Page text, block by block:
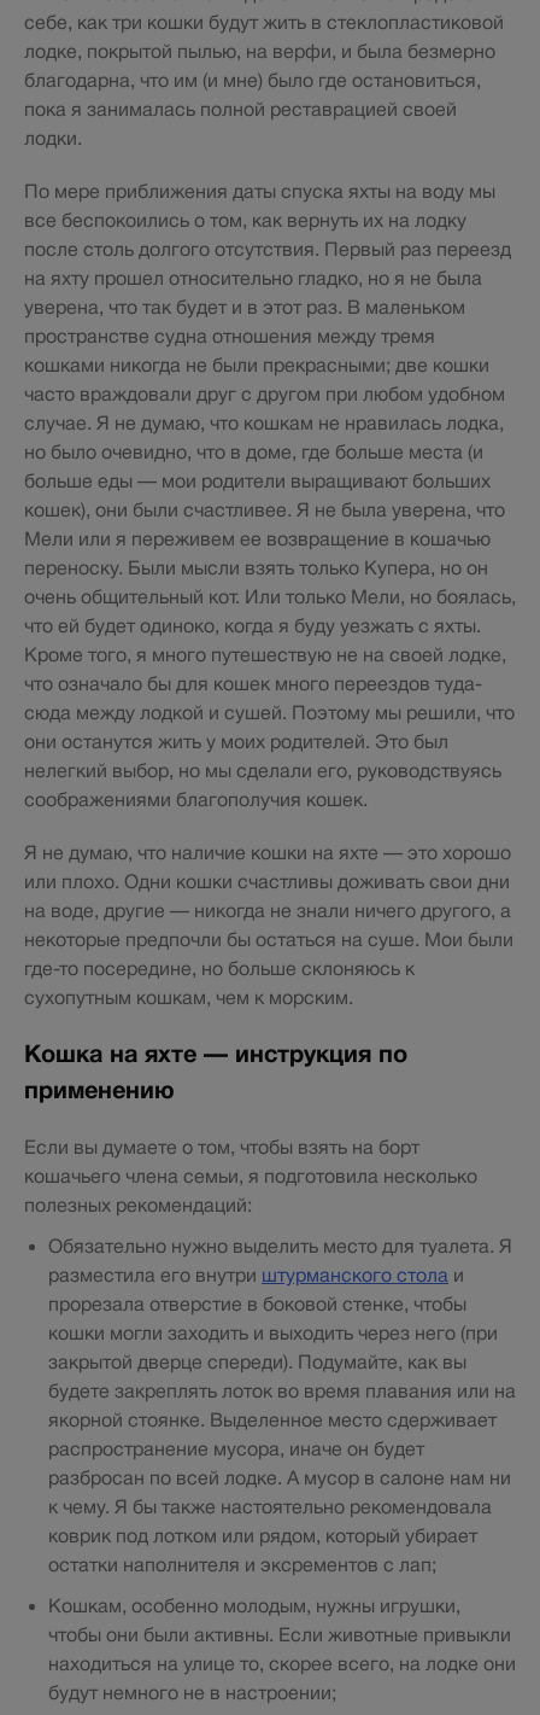
себе, как три кошки будут жить в стеклопластиковой
лодке, покрытой пылью, на верфи, и была безмерно
благодарна, что им (и мне) было где остановиться,
пока я занималась полной реставрацией своей
лодки.
По мере приближения даты спуска яхты на воду мы
все беспокоились о том, как вернуть их на лодку
после столь долгого отсутствия. Первый раз переезд
на яхту прошел относительно гладко, но я не была
уверена, что так будет и в этот раз. В маленьком
пространстве судна отношения между тремя
кошками никогда не были прекрасными; две кошки
часто враждовали друг с другом при любом удобном
случае. Я не думаю, что кошкам не нравилась лодка,
но было очевидно, что в доме, где больше места (и
больше еды — мои родители выращивают больших
кошек), они были счастливее. Я не была уверена, что
Мели или я переживем ее возвращение в кошачью
переноску. Были мысли взять только Купера, но он
очень общительный кот. Или только Мели, но боялась,
что ей будет одиноко, когда я буду уезжать с яхты.
Кроме того, я много путешествую не на своей лодке,
что означало бы для кошек много переездов туда-
сюда между лодкой и сушей. Поэтому мы решили, что
они останутся жить у моих родителей. Это был
нелегкий выбор, но мы сделали его, руководствуясь
соображениями благополучия кошек.
Я не думаю, что наличие кошки на яхте — это хорошо
или плохо. Одни кошки счастливы доживать свои дни
на воде, другие — никогда не знали ничего другого, а
некоторые предпочли бы остаться на суше. Мои были
где-то посередине, но больше склоняюсь к
сухопутным кошкам, чем к морским.
Кошка на яхте — инструкция по
применению
Если вы думаете о том, чтобы взять на борт
кошачьего члена семьи, я подготовила несколько
полезных рекомендаций:
Обязательно нужно выделить место для туалета. Я
разместила его внутри штурманского стола и
прорезала отверстие в боковой стенке, чтобы
кошки могли заходить и выходить через него (при
закрытой дверце спереди). Подумайте, как вы
будете закреплять лоток во время плавания или на
якорной стоянке. Выделенное место сдерживает
распространение мусора, иначе он будет
разбросан по всей лодке. А мусор в салоне нам ни
к чему. Я бы также настоятельно рекомендовала
коврик под лотком или рядом, который убирает
остатки наполнителя и эксрементов с лап;
Кошкам, особенно молодым, нужны игрушки,
чтобы они были активны. Если животные привыкли
находиться на улице то, скорее всего, на лодке они
будут немного не в настроении;